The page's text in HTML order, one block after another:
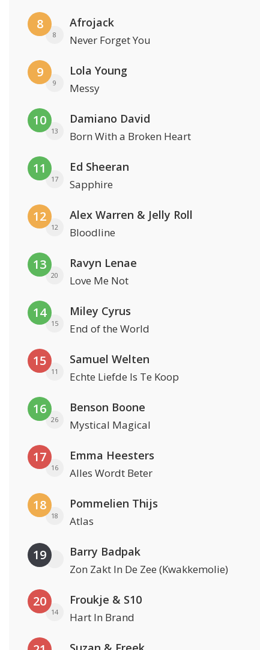
8
8
Afrojack
Never Forget You
9
9
Lola Young
Messy
10
13
Damiano David
Born With a Broken Heart
11
17
Ed Sheeran
Sapphire
12
12
Alex Warren & Jelly Roll
Bloodline
13
20
Ravyn Lenae
Love Me Not
14
15
Miley Cyrus
End of the World
15
11
Samuel Welten
Echte Liefde Is Te Koop
16
26
Benson Boone
Mystical Magical
17
16
Emma Heesters
Alles Wordt Beter
18
18
Pommelien Thijs
Atlas
19 Barry Badpak
Zon Zakt In De Zee (Kwakkemolie)
20
14
Froukje & S10
Hart In Brand